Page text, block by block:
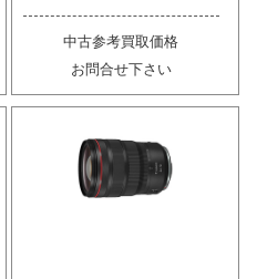
中古参考買取価格
お問合せ下さい